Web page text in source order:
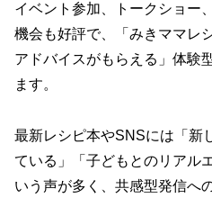
イベント参加、トークショー
機会も好評で、「みきママレ
アドバイスがもらえる」体験
ます。
最新レシピ本やSNSには「新
ている」「子どもとのリアル
いう声が多く、共感型発信へ